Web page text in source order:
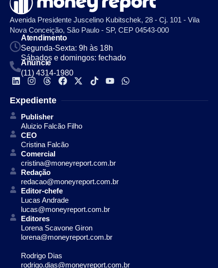
Avenida Presidente Juscelino Kubitschek, 28 - Cj. 101 - Vila
Nova Conceição, São Paulo - SP, CEP 04543-000
Atendimento
Segunda-Sexta: 9h às 18h
Sábados e domingos: fechado
Anuncie
(11) 4314-1980
Expediente
Publisher
Aluizio Falcão Filho
CEO
Cristina Falcão
Comercial
cristina@moneyreport.com.br
Redação
redacao@moneyreport.com.br
Editor-chefe
Lucas Andrade
lucas@moneyreport.com.br
Editores
Lorena Scavone Giron
lorena@moneyreport.com.br
Rodrigo Dias
rodrigo.dias@moneyreport.com.br